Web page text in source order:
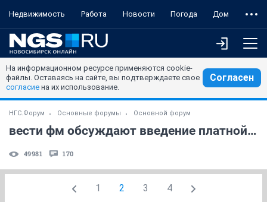
Недвижимость Работа Новости Погода Дом
На информационном ресурсе применяются cookie-
файлы. Оставаясь на сайте, вы подтверждаете свое
согласие на их использование.
Согласен
НГС.Форум Основные форумы Основной форум
вести фм обсуждают введение платной медицины для неработающих
49981 170
1 2 3 4